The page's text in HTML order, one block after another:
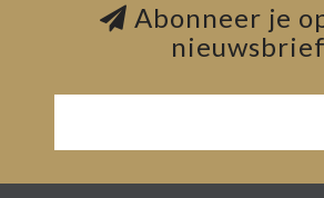
Abonneer je
nieuwsbrief